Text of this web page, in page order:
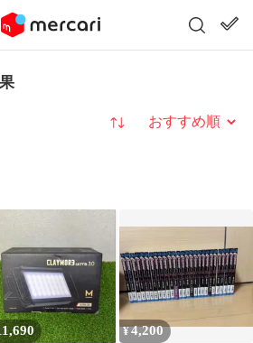
並び替え
¥4,200